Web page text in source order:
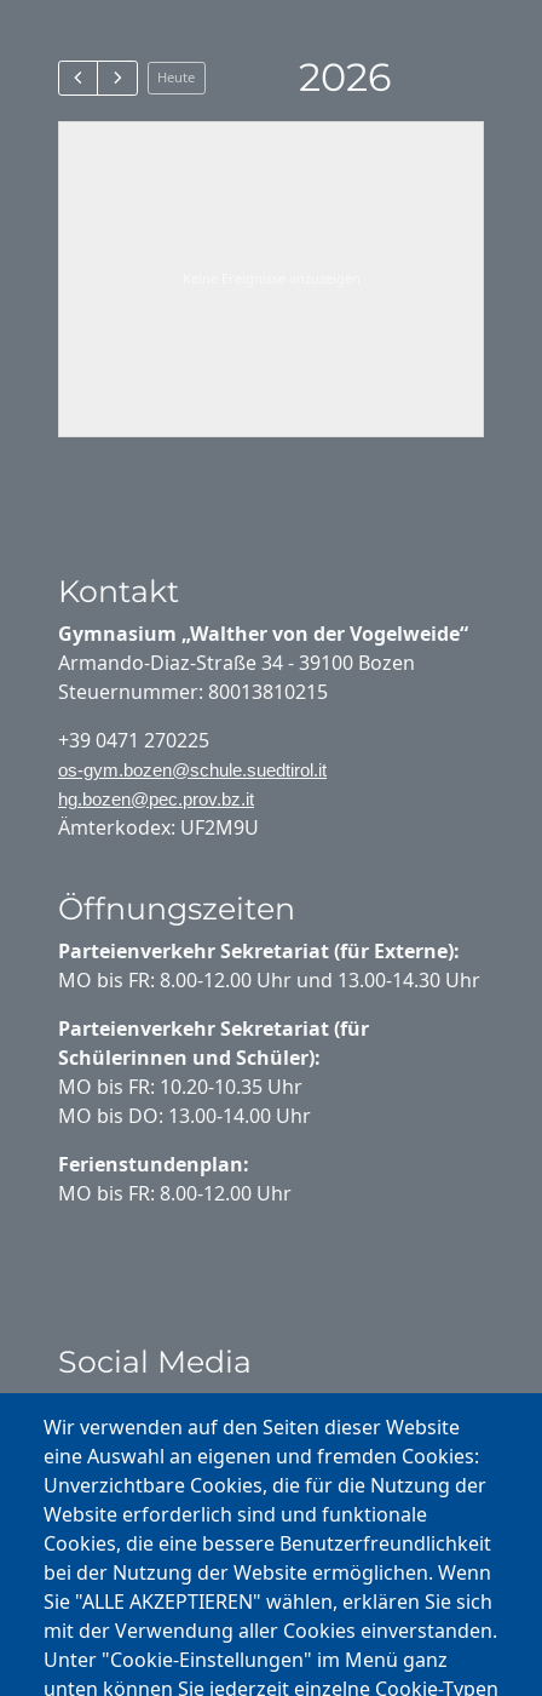
Wir verwenden auf den Seiten dieser Website
eine Auswahl an eigenen und fremden Cookies:
Unverzichtbare Cookies, die für die Nutzung der
Website erforderlich sind und funktionale
Cookies, die eine bessere Benutzerfreundlichkeit
bei der Nutzung der Website ermöglichen. Wenn
Sie "ALLE AKZEPTIEREN" wählen, erklären Sie sich
mit der Verwendung aller Cookies einverstanden.
Unter "Cookie-Einstellungen" im Menü ganz
unten können Sie jederzeit einzelne Cookie-Typen
Heute 2026
Kontakt
Gymnasium „Walther von der Vogelweide“
Armando-Diaz-Straße 34 - 39100 Bozen
Steuernummer: 80013810215
+39 0471 270225
os-gym.bozen@schule.suedtirol.it
hg.bozen@pec.prov.bz.it
Ämterkodex: UF2M9U
Öffnungszeiten
Parteienverkehr Sekretariat (für Externe):
MO bis FR: 8.00-12.00 Uhr und 13.00-14.30 Uhr
Parteienverkehr Sekretariat (für
Schülerinnen und Schüler):
MO bis FR: 10.20-10.35 Uhr
MO bis DO: 13.00-14.00 Uhr
Ferienstundenplan:
MO bis FR: 8.00-12.00 Uhr
Social Media
Instagram
Facebook
Youtube
Andere Bereiche
transp. Verwaltung / Amm. Trasparente